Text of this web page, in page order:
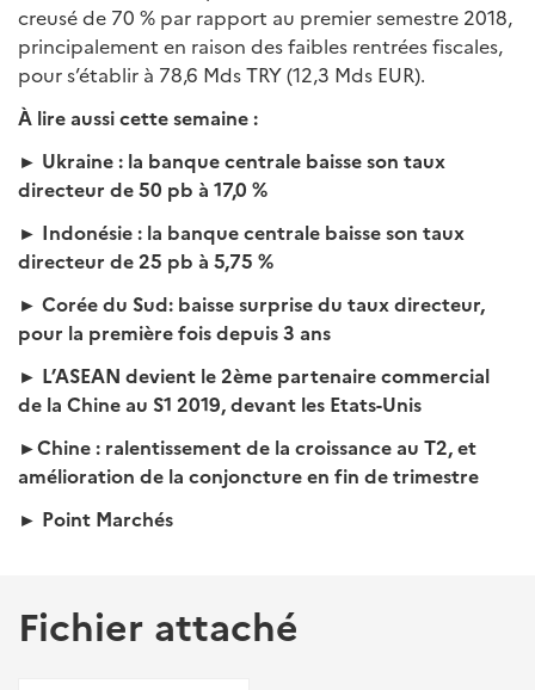
creusé de 70 % par rapport au premier semestre 2018,
principalement en raison des faibles rentrées fiscales,
pour s’établir à 78,6 Mds TRY (12,3 Mds EUR).
À lire aussi cette semaine :
► Ukraine : la banque centrale baisse son taux
directeur de 50 pb à 17,0 %
► Indonésie : la banque centrale baisse son taux
directeur de 25 pb à 5,75 %
► Corée du Sud: baisse surprise du taux directeur,
pour la première fois depuis 3 ans
► L’ASEAN devient le 2ème partenaire commercial
de la Chine au S1 2019, devant les Etats-Unis
►Chine : ralentissement de la croissance au T2, et
amélioration de la conjoncture en fin de trimestre
► Point Marchés
Fichier attaché